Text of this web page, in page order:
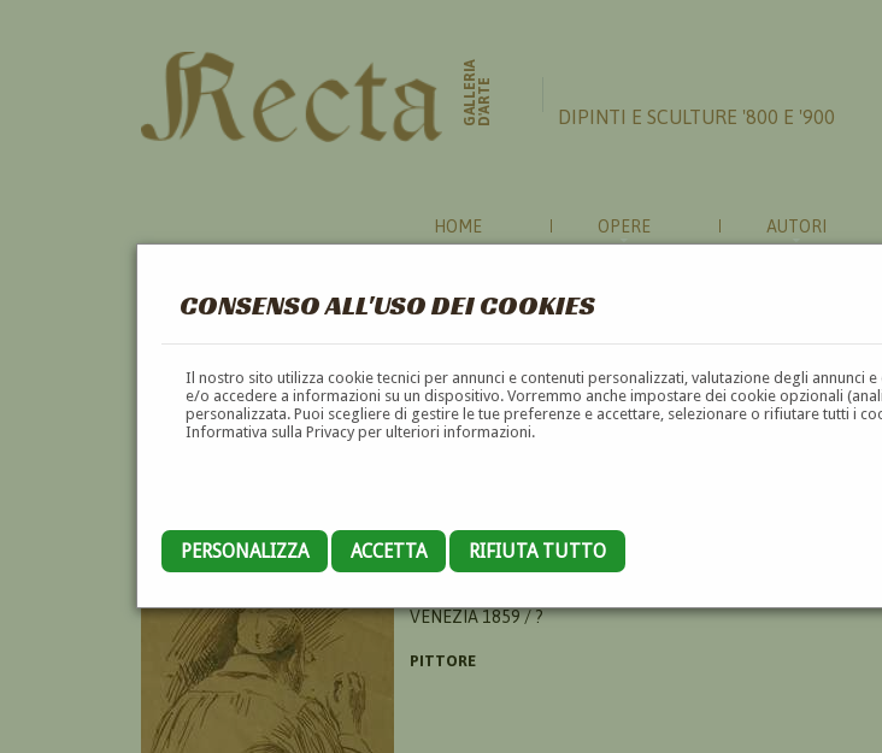
CONSENSO ALL'USO DEI COOKIES
Il nostro sito utilizza cookie tecnici per annunci e contenuti personalizzati, valutazione degli
e/o accedere a informazioni su un dispositivo. Vorremmo anche impostare dei cookie opzionali
personalizzata. Puoi scegliere di gestire le tue preferenze e accettare, selezionare o rifiutare tutti i
Informativa sulla Privacy per ulteriori informazioni.
PERSONALIZZA ACCETTA RIFIUTA TUTTO
GALLERIAD'ARTE DIPINTI E SCULTURE '800 E '900
HOME OPERE AUTORI
RAFFAELE CURTIS
VENEZIA 1859 / ?
PITTORE